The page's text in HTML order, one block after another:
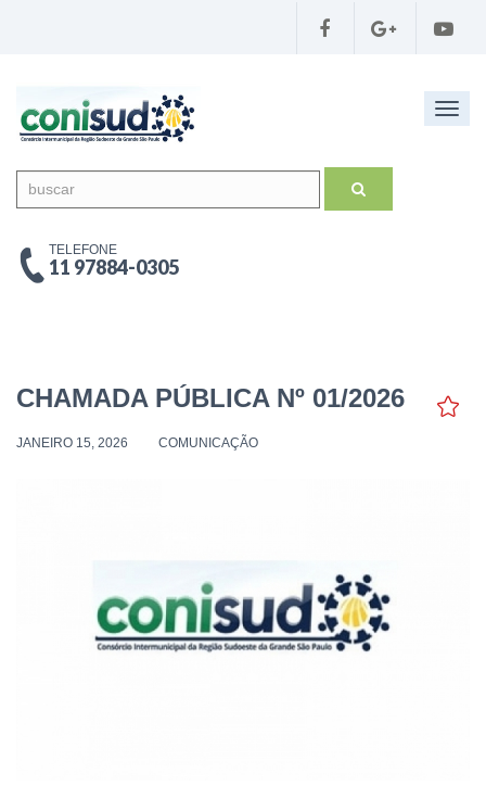
TELEFONE
11 97884-0305
CHAMADA PÚBLICA Nº 01/2026
JANEIRO 15, 2026 COMUNICAÇÃO